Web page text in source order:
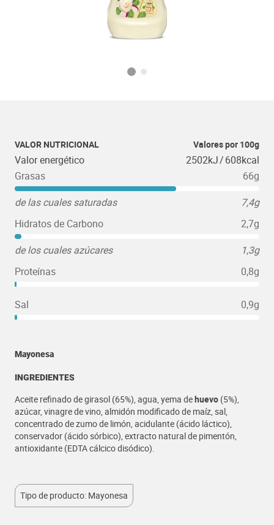
VALOR NUTRICIONAL Valores por 100g
Valor energético 2502kJ/608kcal
Grasas
66g
de las cuales saturadas
7,4g
Hidratos de Carbono
2,7g
de los cuales azúcares
1,3g
Proteínas
0,8g
Sal 0,9g
Mayonesa
INGREDIENTES
Aceite refinado de girasol (65%), agua, yema dehuevo (5%),
azúcar, vinagre de vino, almidón modificado de maíz, sal,
concentrado de zumo de limón, acidulante (ácido láctico),
conservador (ácido sórbico), extracto natural de pimentón,
antioxidante (EDTA cálcico disódico).
Tipo de producto: Mayonesa